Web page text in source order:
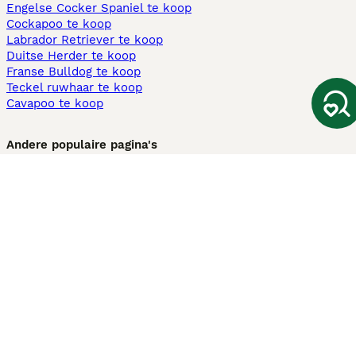
Engelse Cocker Spaniel te koop
Cockapoo te koop
Labrador Retriever te koop
Duitse Herder te koop
Franse Bulldog te koop
Teckel ruwhaar te koop
Cavapoo te koop
Andere populaire pagina's